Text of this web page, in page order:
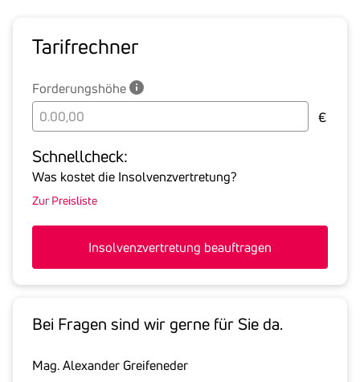
Tarif­rechner
Forderungshöhe
die
aller
offenen
Schuldner
gesetzlicher
€
Schnell­check:
Was kostet die Insolvenzvertretung?
Zur Preisliste
Insolvenzvertretung beauftragen
Bei Fragen sind wir gerne für Sie da.
Mag. Alexander Greifeneder